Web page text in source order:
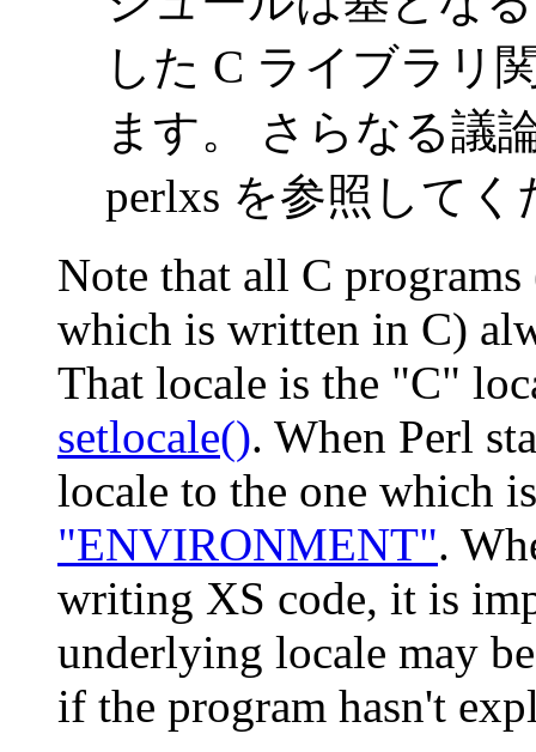
した C ライブラリ
ます。 さらなる議
perlxs を参照してく
Note that all C
which is written in C)
That locale is the "C"
setlocale(). When Perl
locale to the one which
"ENVIRONMENT".
writing XS code, it is
underlying locale may
if the program hasn't